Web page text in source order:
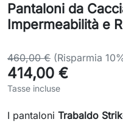
Pantaloni da
Impermeabilità e
460,00 € (Risparmia
414,00 €
Tasse incluse
I pantaloni Trabaldo